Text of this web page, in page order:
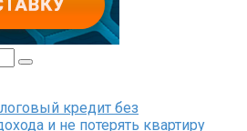
кредит без
и не потерять квартиру